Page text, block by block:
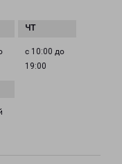
с 10:00 до
19:00